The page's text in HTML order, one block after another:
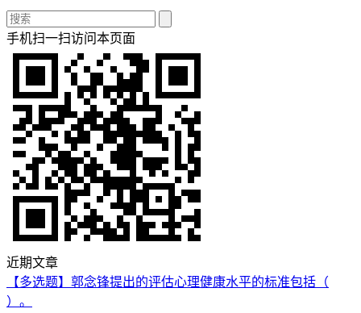
手机扫一扫访问本页面
近期文章
【多选题】郭念锋提出的评估心理健康水平的标准包括（
）。